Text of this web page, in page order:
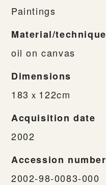
Paintings
Material/technique
oil on canvas
Dimensions
183ｘ122cm
Acquisition date
2002
Accession number
2002-98-0083-000